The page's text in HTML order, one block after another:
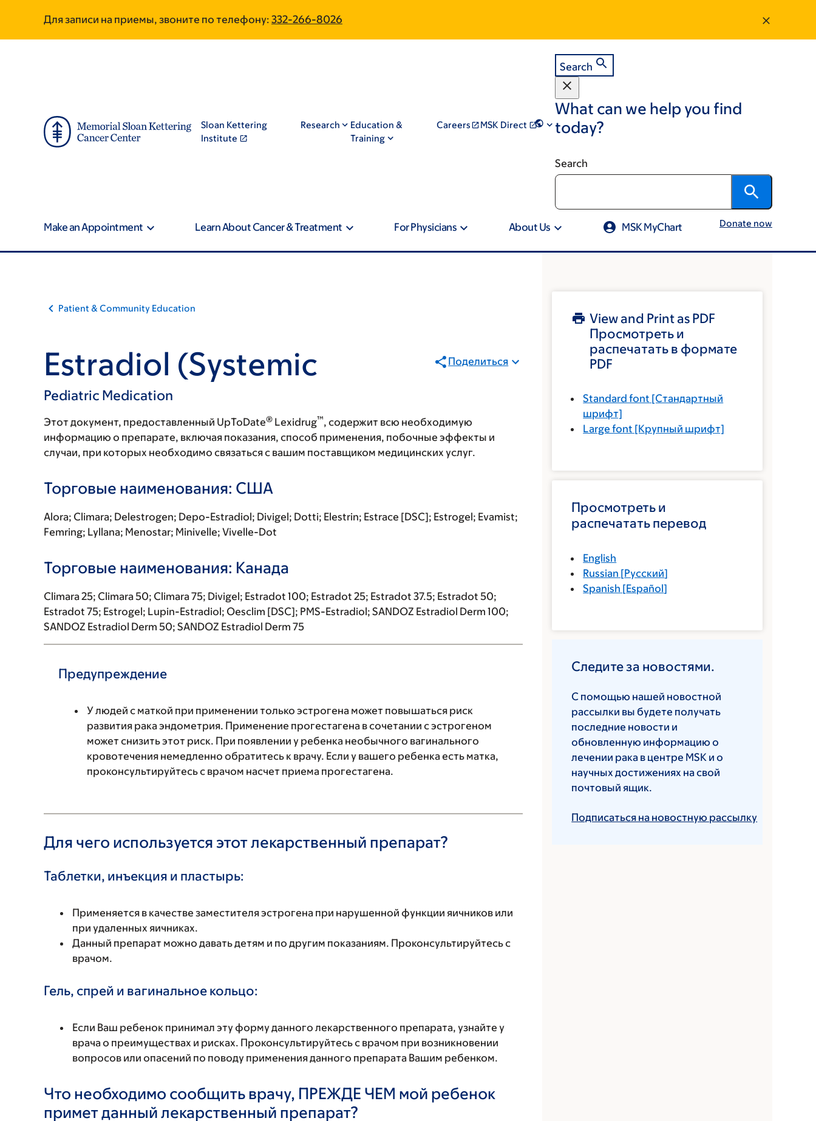
main
footer
Для записи на приемы, звоните по телефону: 332-266-8026
Sloan Kettering
Institute
Research
Education &
Training
Careers MSK Direct
Search
What can we help you find
today?
Search
Make an Appointment Learn About Cancer & Treatment For Physicians About Us MSK MyChart Donate now
Patient & Community Education
Estradiol (Systemic
Pediatric Medication
Поделиться
Этот документ, предоставленный UpToDate® Lexidrug™, содержит всю необходимую
информацию о препарате, включая показания, способ применения, побочные эффекты и
случаи, при которых необходимо связаться с вашим поставщиком медицинских услуг.
Торговые наименования: США
Alora; Climara; Delestrogen; Depo-Estradiol; Divigel; Dotti; Elestrin; Estrace [DSC]; Estrogel; Evamist;
Femring; Lyllana; Menostar; Minivelle; Vivelle-Dot
Торговые наименования: Канада
Climara 25; Climara 50; Climara 75; Divigel; Estradot 100; Estradot 25; Estradot 37.5; Estradot 50;
Estradot 75; Estrogel; Lupin-Estradiol; Oesclim [DSC]; PMS-Estradiol; SANDOZ Estradiol Derm 100;
SANDOZ Estradiol Derm 50; SANDOZ Estradiol Derm 75
Предупреждение
У людей с маткой при применении только эстрогена может повышаться риск
развития рака эндометрия. Применение прогестагена в сочетании с эстрогеном
может снизить этот риск. При появлении у ребенка необычного вагинального
кровотечения немедленно обратитесь к врачу. Если у вашего ребенка есть матка,
проконсультируйтесь с врачом насчет приема прогестагена.
Для чего используется этот лекарственный препарат?
Таблетки, инъекция и пластырь:
Применяется в качестве заместителя эстрогена при нарушенной функции яичников или
при удаленных яичниках.
Данный препарат можно давать детям и по другим показаниям. Проконсультируйтесь с
врачом.
Гель, спрей и вагинальное кольцо:
Если Ваш ребенок принимал эту форму данного лекарственного препарата, узнайте у
врача о преимуществах и рисках. Проконсультируйтесь с врачом при возникновении
вопросов или опасений по поводу применения данного препарата Вашим ребенком.
Что необходимо сообщить врачу, ПРЕЖДЕ ЧЕМ мой ребенок
примет данный лекарственный препарат?
View and Print as PDF
Просмотреть и
распечатать в формате
PDF
Standard font [Стандартный
шрифт]
Large font [Крупный шрифт]
Просмотреть и
распечатать перевод
English
Russian [Русский]
Spanish [Español]
Следите за новостями.
С помощью нашей новостной
рассылки вы будете получать
последние новости и
обновленную информацию о
лечении рака в центре MSK и о
научных достижениях на свой
почтовый ящик.
Подписаться на новостную рассылку